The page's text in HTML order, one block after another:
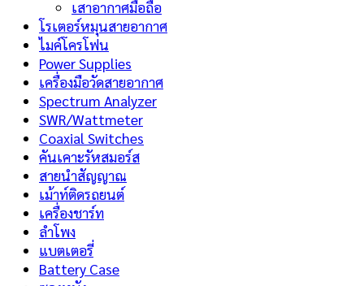
เสาอากาศมือถือ
โรเตอร์หมุนสายอากาศ
ไมค์โครโฟน
Power Supplies
เครื่องมือวัดสายอากาศ
Spectrum Analyzer
SWR/Wattmeter
Coaxial Switches
คันเคาะรัหสมอร์ส
สายนำสัญญาณ
เม้าท์ติดรถยนต์
เครื่องชาร์ท
ลำโพง
แบตเตอรี่
Battery Case